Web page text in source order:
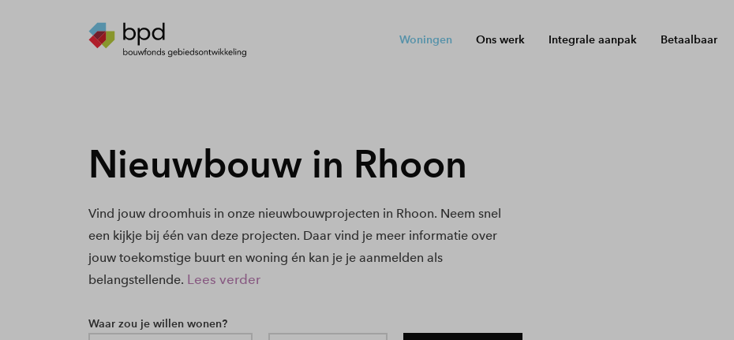
Woningen Ons werk Integrale aanpak Betaalbaar
Nieuwbouw in Rhoon
Vind jouw droomhuis in onze nieuwbouwprojecten in Rhoon. Neem snel
een kijkje bij één van deze projecten. Daar vind je meer informatie over
jouw toekomstige buurt en woning én kan je je aanmelden als
belangstellende. Lees verder
Waar zou je willen wonen?